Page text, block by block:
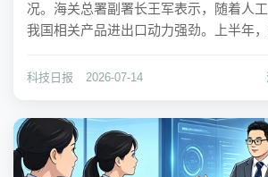
况。海关总署副署长王军表示，随着人工
我国相关产品进出口动力强劲。上半年
眼镜、AI翻译器、机械外骨骼等智能产
科技日报 2026-07-14